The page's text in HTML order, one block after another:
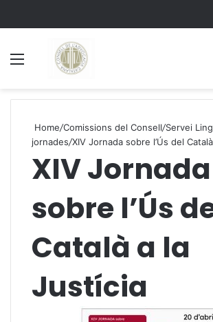
Home/Comissions del Consell/Servei
jornades/XIV Jornada sobre l’Ús del
XIV Jornada
sobre l’Ús
Català a la
Justícia